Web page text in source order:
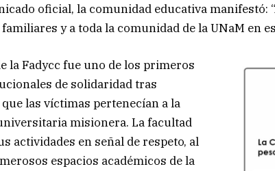
oficial, la comunidad educativa manifestó:
y a toda la comunidad de la UNaM en
la Fadycc fue uno de los primeros
de solidaridad tras
las víctimas pertenecían a la
misionera. La facultad
actividades en señal de respeto, al
espacios académicos de la